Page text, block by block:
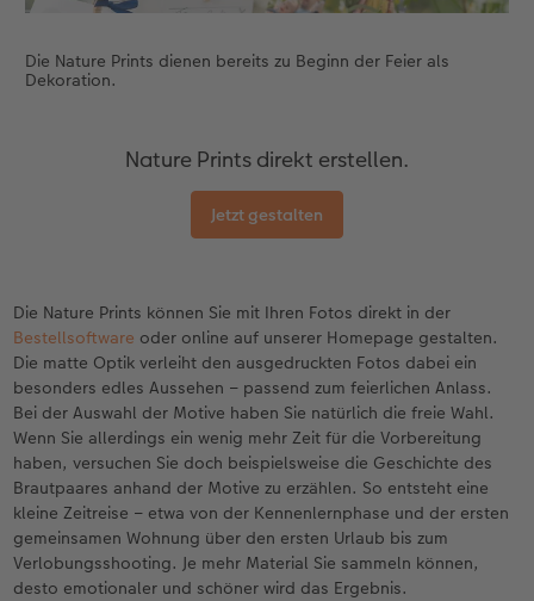
Die Nature Prints dienen bereits zu Beginn der Feier als
Dekoration.
Nature Prints direkt erstellen.
Jetzt gestalten
Die Nature Prints können Sie mit Ihren Fotos direkt in der
Bestellsoftware oder online auf unserer Homepage gestalten.
Die matte Optik verleiht den ausgedruckten Fotos dabei ein
besonders edles Aussehen – passend zum feierlichen Anlass.
Bei der Auswahl der Motive haben Sie natürlich die freie Wahl.
Wenn Sie allerdings ein wenig mehr Zeit für die Vorbereitung
haben, versuchen Sie doch beispielsweise die Geschichte des
Brautpaares anhand der Motive zu erzählen. So entsteht eine
kleine Zeitreise – etwa von der Kennenlernphase und der ersten
gemeinsamen Wohnung über den ersten Urlaub bis zum
Verlobungsshooting. Je mehr Material Sie sammeln können,
desto emotionaler und schöner wird das Ergebnis.